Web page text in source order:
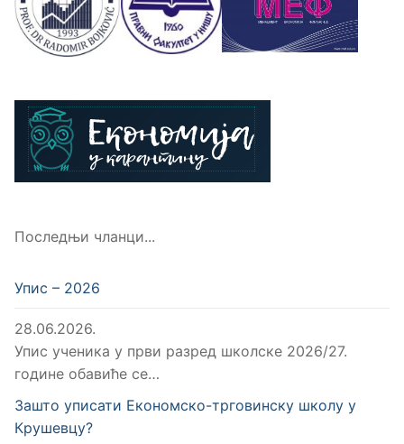
Последњи чланци...
Упис – 2026
28.06.2026.
Упис ученика у први разред школске 2026/27.
године обавиће се…
Зашто уписати Економско-трговинску школу у
Крушевцу?